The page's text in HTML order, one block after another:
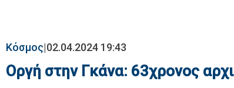
Κόσμος|02.04.2024 19:43
Οργή στην Γκάνα: 63χρονος